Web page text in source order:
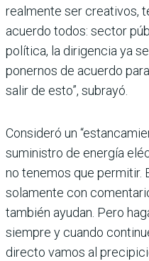
realmente ser creativos,
acuerdo todos: sector
política, la dirigencia ya
ponernos de acuerdo
salir de esto”, subrayó.
Consideró un
suministro de energía
no tenemos que permi­tir.
solamente con
también ayudan. Pero
siempre y cuando
directo vamos al